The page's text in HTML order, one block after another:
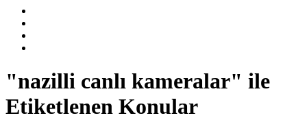
"nazilli canlı kameralar" ile
Etiketlenen Konular